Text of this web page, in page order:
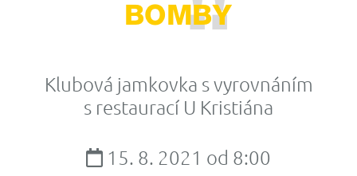
Klubová jamkovka s vyrovnáním
s restaurací U Kristiána
15. 8. 2021 od 8:00